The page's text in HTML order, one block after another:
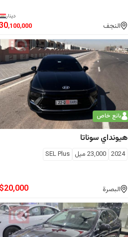
النجف
دينار
,100,000
بائع خاص
هيونداي سوناتا
2024
23,000 ميل SEL Plus
البصرة $20,000